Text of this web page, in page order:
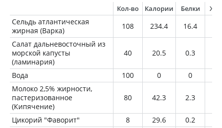
Кол-во Калории Белки
Сельдь атлантическая
жирная (Варка)
108 234.4 16.4
Салат дальневосточный из
морской капусты
(ламинария)
40 20.5 0.3
Вода 100 0 0
Молоко 2,5% жирности,
пастеризованное
(Кипячение)
80 42.3 2.3
Цикорий "Фаворит" 8 29.6 0.2